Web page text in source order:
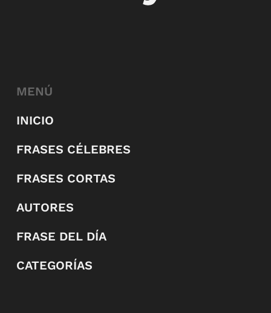
MENÚ
INICIO
FRASES CÉLEBRES
FRASES CORTAS
AUTORES
FRASE DEL DÍA
CATEGORÍAS